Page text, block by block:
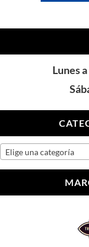
Lunes
Elige una categoría